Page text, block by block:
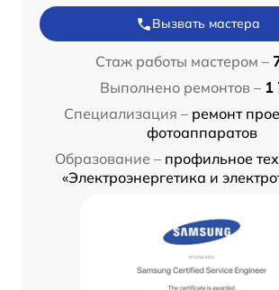
Вызвать мастера
Стаж работы мастером –
Выполнено ремонтов – 1
Специализация – ремонт
фотоаппаратов
Образование – профильное
«Электроэнергетика и